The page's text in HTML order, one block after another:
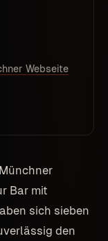
Webseite
Bar mit
sich sieben
den